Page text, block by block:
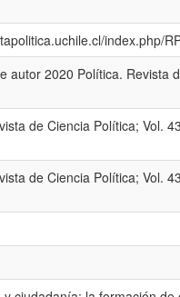
index.php/
autor 2020 Política. Revista
de Ciencia Política; Vol.
de Ciencia Política; Vol.